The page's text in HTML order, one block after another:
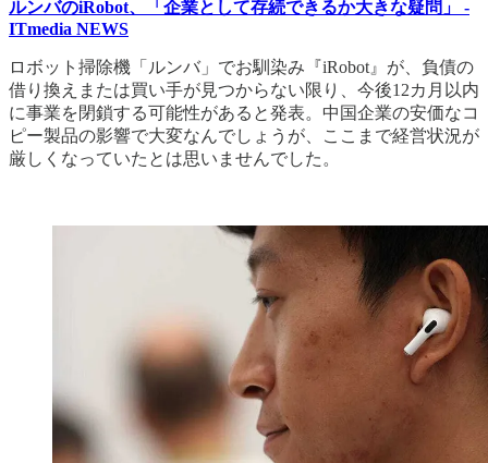
ルンバのiRobot、「企業として存続できるか大きな疑問」 -
ITmedia NEWS
ロボット掃除機「ルンバ」でお馴染み『iRobot』が、負債の
借り換えまたは買い手が見つからない限り、今後12カ月以内
に事業を閉鎖する可能性があると発表。中国企業の安価なコ
ピー製品の影響で大変なんでしょうが、ここまで経営状況が
厳しくなっていたとは思いませんでした。